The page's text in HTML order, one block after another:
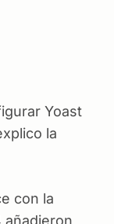
Yoast
la
con la
añadieron